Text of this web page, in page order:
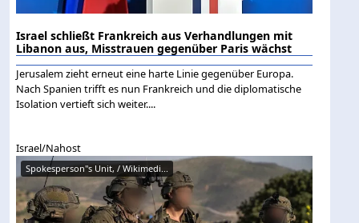
Israel schließt Frankreich aus Verhandlungen mit
Libanon aus, Misstrauen gegenüber Paris wächst
Jerusalem zieht erneut eine harte Linie gegenüber Europa.
Nach Spanien trifft es nun Frankreich und die diplomatische
Isolation vertieft sich weiter....
Israel/Nahost
Spokesperson"s Unit, / Wikimedi...